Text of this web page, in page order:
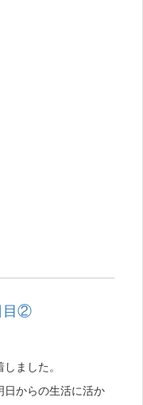
目②
ました。
日からの生活に活か